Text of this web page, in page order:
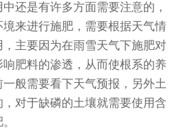
还是有许多方面需要注意的，
来进行施肥，需要根据天气情
主要因为在雨雪天气下施肥对
肥料的渗透，从而使根系的养
般需要看下天气预报，另外土
对于缺磷的土壤就需要使用含